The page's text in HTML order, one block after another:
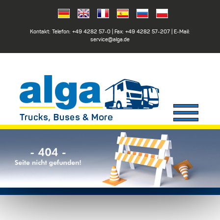
Kontakt: Telefon: +49 4282 57-0 | Fax: +49 4282 57-207 | E-Mail:
service@alga.de